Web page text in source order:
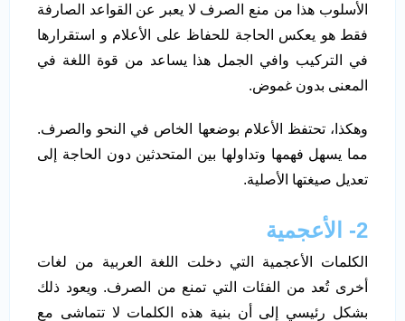
الأسلوب هذا من منع الصرف لا يعبر عن القواعد الصارفة
فقط هو يعكس الحاجة للحفاظ على الأعلام و استقرارها
في التركيب وافي الجمل هذا يساعد من قوة اللغة في
المعنى بدون غموض.
وهكذا، تحتفظ الأعلام بوضعها الخاص في النحو والصرف.
مما يسهل فهمها وتداولها بين المتحدثين دون الحاجة إلى
تعديل صيغتها الأصلية.
2- الأعجمية
الكلمات الأعجمية التي دخلت اللغة العربية من لغات
أخرى تُعد من الفئات التي تمنع من الصرف. ويعود ذلك
بشكل رئيسي إلى أن بنية هذه الكلمات لا تتماشى مع